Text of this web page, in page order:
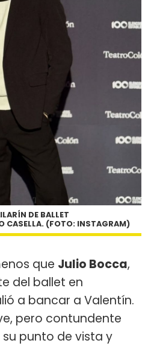
DE BALLET
CASELLA. (FOTO: INSTAGRAM)
que Julio Bocca,
del ballet en
a bancar a Valentín.
pero contundente
punto de vista y